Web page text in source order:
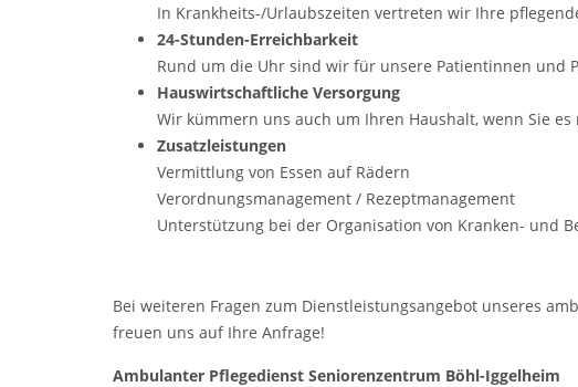
In Krankheits-/Urlaubszeiten vertreten wir Ihre
24-Stunden-Erreichbarkeit
Rund um die Uhr sind wir für unsere Patientinnen und
Hauswirtschaftliche Versorgung
Wir kümmern uns auch um Ihren Haushalt, wenn Sie
Zusatzleistungen
Vermittlung von Essen auf Rädern
Verordnungsmanagement / Rezeptmanagement
Unterstützung bei der Organisation von Kranken- und
Bei weiteren Fragen zum Dienstleistungsangebot unseres
freuen uns auf Ihre Anfrage!
Ambulanter Pflegedienst Seniorenzentrum Böhl-Iggelheim